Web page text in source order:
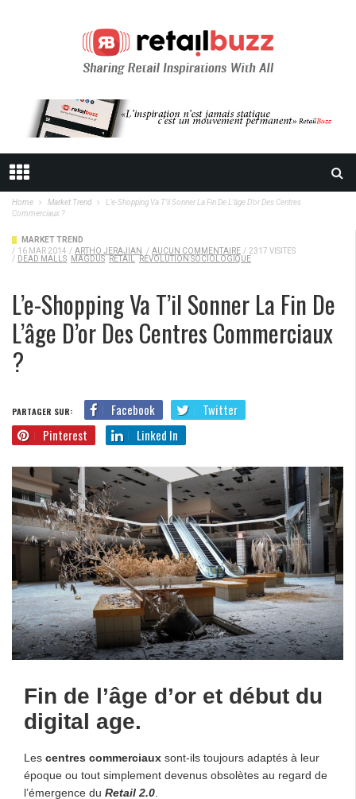
Home Market Trend
L’e-Shopping Va T’il Sonner La Fin De L’âge D’or Des Centres
Commerciaux ?
MARKET TREND
/ 16 MAR 2014 / ARTHO JERAJIAN / AUCUN COMMENTAIRE / 2317 VISITES
/ DEAD MALLS MAGDUS RETAIL RÉVOLUTION SOCIOLOGIQUE
L’e-Shopping Va T’il Sonner La Fin De
L’âge D’or Des Centres Commerciaux
?
PARTAGER SUR: Facebook
Twitter
Pinterest
Linked In
Fin de l’âge d’or et début du
digital age.
Les centres commerciaux sont-ils toujours adaptés à leur
époque ou tout simplement devenus obsolètes au regard de
l’émergence du Retail 2.0